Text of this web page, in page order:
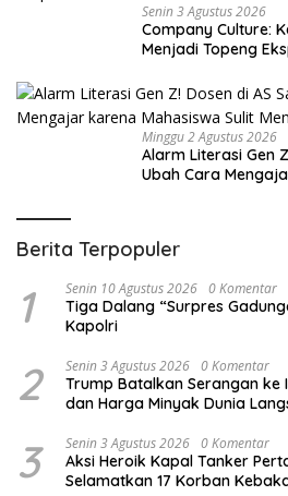
Senin 3 Agustus 2026
Company Culture:
Menjadi Topeng
Minggu 2 Agustus 2026
Alarm Literasi Gen
Ubah Cara
Berita Terpopuler
1 Senin 10 Agustus 2026 0 Komentar
Tiga Dalang “Surpres
Kapolri
2 Senin 3 Agustus 2026 0 Komentar
Trump Batalkan Serangan ke
dan Harga Minyak Dunia
3 Senin 3 Agustus 2026 0 Komentar
Aksi Heroik Kapal Tanker
Selamatkan 17 Korban